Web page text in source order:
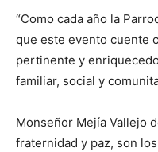
“Como cada año la
que este evento cuente
pertinente y
familiar, social y
Monseñor Mejía Vallejo
fraternidad y paz, son